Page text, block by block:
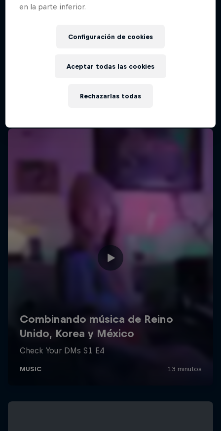
en la parte inferior.
Configuración de cookies
Rechazarlas todas
Aceptar todas las cookies